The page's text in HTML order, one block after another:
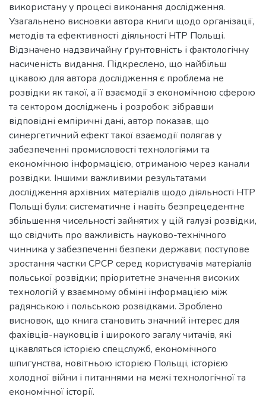
використану у процесі виконання дослідження.
Узагальнено висновки автора книги щодо організації,
методів та ефективності діяльності НТР Польщі.
Відзначено надзвичайну ґрунтовність і фактологічну
насиченість видання. Підкреслено, що найбільш
цікавою для автора дослідження є проблема не
розвідки як такої, а її взаємодії з економічною сферою
та сектором досліджень і розробок: зібравши
відповідні емпіричні дані, автор показав, що
синергетичний ефект такої взаємодії полягав у
забезпеченні промисловості технологіями та
економічною інформацією, отриманою через канали
розвідки. Іншими важливими результатами
дослідження архівних матеріалів щодо діяльності НТР
Польщі були: систематичне і навіть безпрецедентне
збільшення чисельності зайнятих у цій галузі розвідки,
що свідчить про важливість науково-технічного
чинника у забезпеченні безпеки держави; поступове
зростання частки СРСР серед користувачів матеріалів
польської розвідки; пріоритетне значення високих
технологій у взаємному обміні інформацією між
радянською і польською розвідками. Зроблено
висновок, що книга становить значний інтерес для
фахівців-науковців і широкого загалу читачів, які
цікавляться історією спецслужб, економічного
шпигунства, новітньою історією Польщі, історією
холодної війни і питаннями на межі технологічної та
економічної історії.